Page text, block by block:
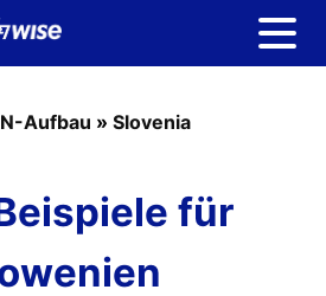
Aufbau » Slovenia
für